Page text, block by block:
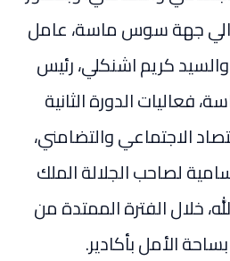
جهة سوس ماسة، عامل
والسيد كريم اشنكلي، رئيس
الدورة الثانية
الاجتماعي والتضامني،
لصاحب الجلالة الملك
خلال الفترة الممتدة من